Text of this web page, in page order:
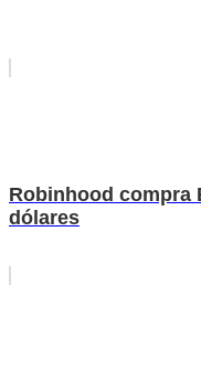
Robinhood compra
dólares